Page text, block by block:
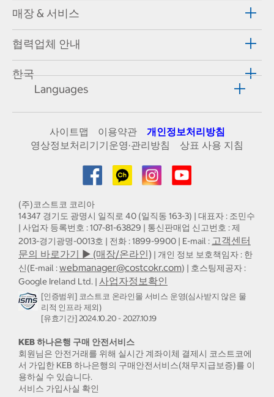
매장 & 서비스
협력업체 안내
한국
Languages
사이트맵 이용약관
개인정보처리방침
영상정보처리기기운영·관리방침
상표 사용 지침
(주)코스트코 코리아
14347 경기도 광명시 일직로 40 (일직동 163-3) | 대표자 : 조민수
| 사업자 등록번호 : 107-81-63829 | 통신판매업 신고번호 : 제
2013-경기광명-0013호 | 전화 : 1899-9900 | E-mail : 고객센터
문의 바로가기 ▶ (매장/온라인) | 개인 정보 보호책임자 : 한
신(E-mail :webmanager@costcokr.com) | 호스팅제공자 :
Google Ireland Ltd. | 사업자정보확인
[인증범위] 코스트코 온라인몰 서비스 운영(심사받지 않은 물
리적 인프라 제외)
[유효기간] 2024.10.20 - 2027.10.19
KEB 하나은행 구매 안전서비스
회원님은 안전거래를 위해 실시간 계좌이체 결제시 코스트코에
서 가입한 KEB 하나은행의 구매안전서비스(채무지급보증)를 이
용하실 수 있습니다.
서비스 가입사실 확인